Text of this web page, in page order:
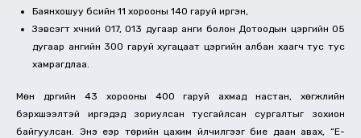
Баянхошуу бүсийн 11 хорооны 140 гаруй иргэн,
Зэвсэгт хүчний 017, 013 дугаар анги болон Дотоодын цэргийн 05
дугаар ангийн 300 гаруй хугацаат цэргийн албан хаагч тус тус
хамрагдлаа.
Мөн дүүргийн 43 хорооны 400 гаруй ахмад настан, хөгжлийн
бэрхшээлтэй иргэдэд зориулсан тусгайлсан сургалтыг зохион
байгуулсан. Энэ үеэр төрийн цахим үйлчилгээг бие даан авах, “E-